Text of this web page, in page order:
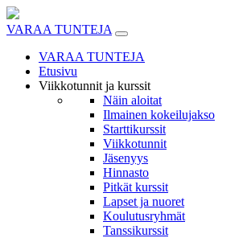
Skip
to
VARAA TUNTEJA
VARAA TUNTEJA
Etusivu
Viikkotunnit ja kurssit
Näin aloitat
Ilmainen kokeilujakso
Starttikurssit
Viikkotunnit
Jäsenyys
Hinnasto
Pitkät kurssit
Lapset ja nuoret
Koulutusryhmät
Tanssikurssit